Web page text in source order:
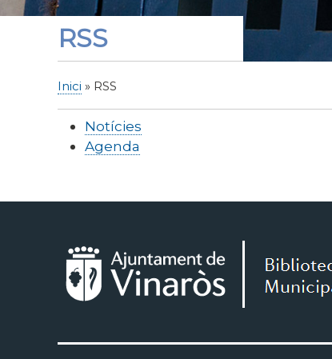
RSS
d'Ariadna
Inici RSS
Notícies
Agenda